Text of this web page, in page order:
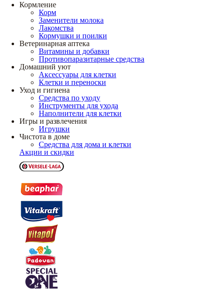
Кормление
Корм
Заменители молока
Лакомства
Кормушки и поилки
Ветеринарная аптека
Витамины и добавки
Противопаразитарные средства
Домашний уют
Аксессуары для клетки
Клетки и переноски
Уход и гигиена
Средства по уходу
Инструменты для ухода
Наполнители для клетки
Игры и развлечения
Игрушки
Чистота в доме
Средства для дома и клетки
Акции и скидки